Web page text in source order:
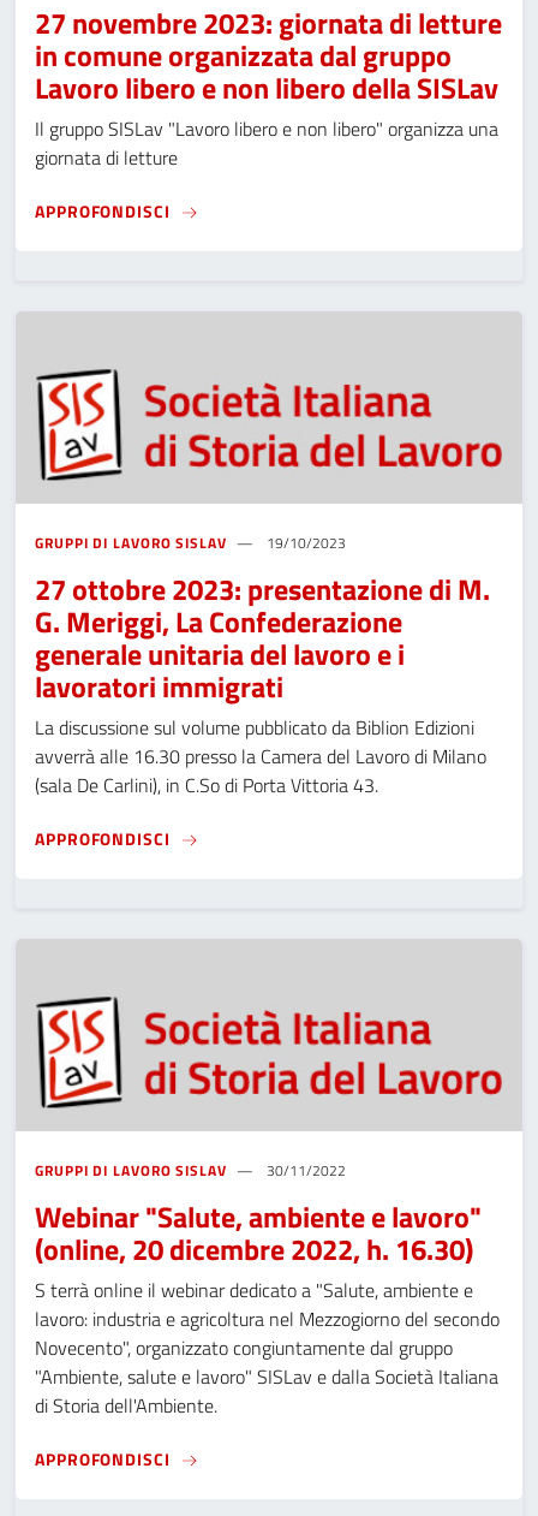
27 novembre 2023: giornata di letture
in comune organizzata dal gruppo
Lavoro libero e non libero della SISLav
Il gruppo SISLav "Lavoro libero e non libero" organizza una
giornata di letture
APPROFONDISCI 27 NOVEMBRE 2023: GIORNATA DI
GRUPPI DI LAVORO SISLAV 19/10/2023
27 ottobre 2023: presentazione di M.
G. Meriggi, La Confederazione
generale unitaria del lavoro e i
lavoratori immigrati
La discussione sul volume pubblicato da Biblion Edizioni
avverrà alle 16.30 presso la Camera del Lavoro di Milano
(sala De Carlini), in C.So di Porta Vittoria 43.
APPROFONDISCI 27 OTTOBRE 2023: PRESENTAZIONE DI M.
GRUPPI DI LAVORO SISLAV 30/11/2022
Webinar "Salute, ambiente e lavoro"
(online, 20 dicembre 2022, h. 16.30)
S terrà online il webinar dedicato a "Salute, ambiente e
lavoro: industria e agricoltura nel Mezzogiorno del secondo
Novecento", organizzato congiuntamente dal gruppo
"Ambiente, salute e lavoro" SISLav e dalla Società Italiana
di Storia dell'Ambiente.
APPROFONDISCI WEBINAR "SALUTE, AMBIENTE E